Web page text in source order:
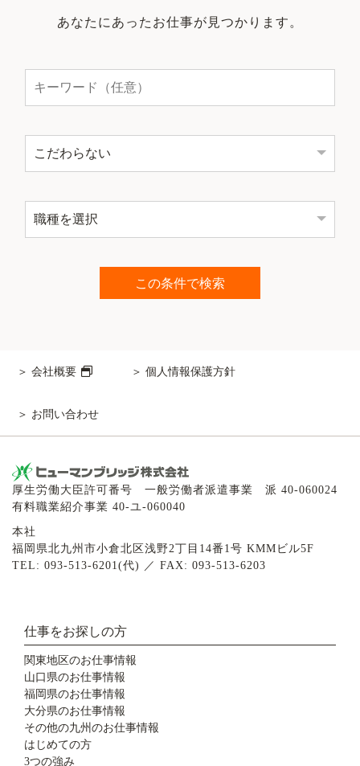
あなたにあったお仕事が見つかります。
会社概要 個人情報保護方針
お問い合わせ
厚生労働大臣許可番号 一般労働者派遣事業 派 40-060024
有料職業紹介事業 40-ユ-060040
本社
福岡県北九州市小倉北区浅野2丁目14番1号 KMMビル5F
TEL: 093-513-6201(代) ／ FAX: 093-513-6203
仕事をお探しの方
関東地区のお仕事情報
山口県のお仕事情報
福岡県のお仕事情報
大分県のお仕事情報
その他の九州のお仕事情報
はじめての方
3つの強み